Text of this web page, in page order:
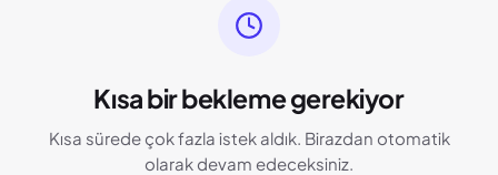
Kısa bir bekleme gerekiyor
Kısa sürede çok fazla istek aldık. Birazdan otomatik
olarak devam edeceksiniz.